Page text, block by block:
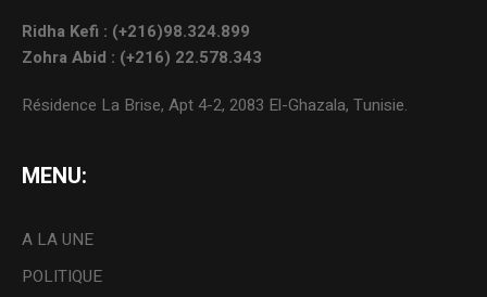
Ridha Kefi : (+216)98.324.899
Zohra Abid : (+216) 22.578.343
Résidence La Brise, Apt 4-2, 2083 El-Ghazala, Tunisie.
MENU:
A LA UNE
POLITIQUE